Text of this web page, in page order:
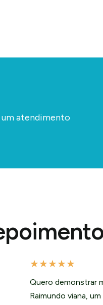
atendimento
★★★★★
Quero demonstrar
Raimundo viana,